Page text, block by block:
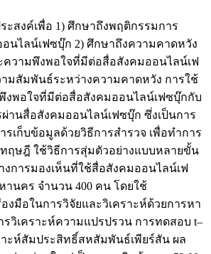
ะสงค์เพื่อ 1) ศึกษาถึงพฤติกรรมการ
นไลน์เฟซบุ๊ก 2) ศึกษาถึงความคาดหวัง
ความพึงพอใจที่มีต่อสื่อสังคมออนไลน์เฟ
มสัมพันธ์ระหว่างความคาดหวัง การใช้
งพอใจที่มีต่อสื่อสังคมออนไลน์เฟซบุ๊กกับ
านสื่อสังคมออนไลน์เฟซบุ๊ก ซึ่งเป็นการ
รเก็บข้อมูลด้วยวิธีการสำรวจ เพื่อทำการ
ฤษฎี ใช้วิธีการสุ่มตัวอย่างแบบหลายขั้น
การมองเห็นที่ใช้สื่อสังคมออนไลน์เฟ
านคร จำนวน 400 คน โดยใช้
งมือในการวิจัยและวิเคราะห์ด้วยการหา
รวิเคราะห์ความแปรปรวน การทดสอบ t–
าะห์สัมประสิทธิ์สหสัมพันธ์เพียร์สัน ผล